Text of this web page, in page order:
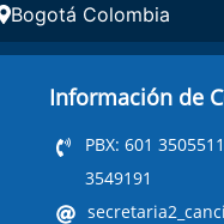
Bogotá Colombia
Información de
PBX: 601
3549191